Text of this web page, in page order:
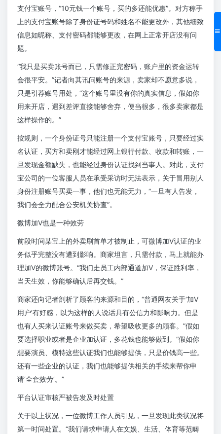
支付宝账号，“10元钱一个账号，买的多还能优惠”。对方称手
上的支付宝账号除了身份证号码和姓名不能更改外，其他细致
信息如昵称、支付密码都能够更改，在网上正常开店没有问
题。
“我只是买卖账号而已，只需修正完密码，账户里的资金运转
会很平安。”记者向其讯问账号的来源，卖家却不愿意多说，
只是引荐账号用处，“这个账号里没有你的真实信息，假如你
用来开店，遇到差评直接能够舍弃，便当很多，很多卖家都是
这样操作的。”
按规则，一个身份证号只能注册一个支付宝账号，只要经过实
名认证，买方和卖刚才能经过网上银行付款、收款和转账，一
旦发现金额缺失，也能经过身份认证找到当事人。对此，支付
宝公司的一位客服人员在承受采访时无法表示，关于冒用别人
身份注册账号买卖一事，他们也无能无力，“一旦有人告发，
我们会全力配合公安机关协查”。
微博加V也是一种效劳
前段时间某宝上的外卖刷首单才被制止，可微博加V认证的业
务似乎完整没有遭到影响。商家坦言，只需付款，马上就能办
理加V的微博账号。“我们走员工内部通道加V，保证胜利率，
当天生效，你能够确认后再交钱。”
商家还向记者剖析了顾客的来源和目的，“普通网友关于‘加V
用户’有好感，以为这样的人说话具有公信力和影响力。但是
也有人买来认证账号来做买卖，希望吸收更多的顾客。”假如
要选择职业或者是企业加认证，多花钱也能够做到。“假如你
想要演员、模特这些认证我们也能够提供，只是价钱高一些。
还有一些企业的认证，我们也能够提供相关的手续来帮你申
请‘全套效劳’。”
平台认证审核严被告发及时处置
关于以上状况，一位微博工作人员引见，一旦发现此类状况将
第一时间处置。“我们请求申请人在文娱、生活、体育等范畴